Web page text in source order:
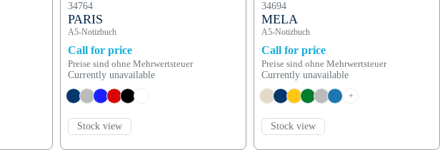
34764
PARIS
A5-Notizbuch
Call for price
Preise sind ohne Mehrwertsteuer
Currently unavailable
Stock view
34694
MELA
A5-Notizbuch
Call for price
Preise sind ohne Mehrwertsteuer
Currently unavailable
+
Stock view